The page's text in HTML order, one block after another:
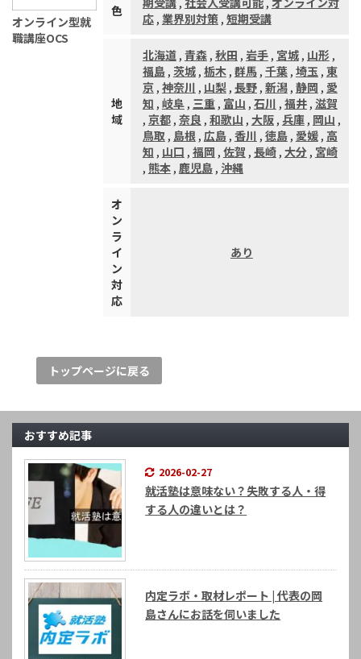
オンライン型就
職講座OCS
色
応, 業界別対策, 短期受講
地
域
北海道, 青森, 秋田 , 岩手, 宮城, 山形 ,
福島, 茨城, 栃木, 群馬, 千葉, 埼玉 , 東
京 , 神奈川 , 山梨, 長野, 新潟, 静岡 , 愛
知 , 岐阜, 三重, 富山 , 石川 , 福井, 滋賀
, 京都, 奈良 , 和歌山 , 大阪, 兵庫, 岡山 ,
鳥取 , 島根, 広島, 香川 , 徳島, 愛媛, 高
知 , 山口 , 福岡 , 佐賀 , 長崎, 大分, 宮崎
, 熊本, 鹿児島, 沖縄
オ
ン
ラ
イ
ン
対
応
あり
トップページに戻る
おすすめ記事
2026-02-27
就活塾は意味ない？失敗する人・得
する人の違いとは？
内定ラボ・取材レポート | 代表の岡
島さんにお話を伺いました